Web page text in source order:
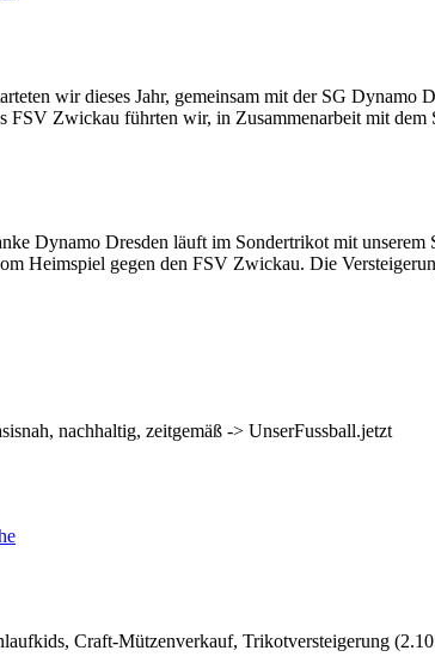
wir dieses Jahr, gemeinsam mit der SG
FSV Zwickau führten wir, in Zusammenarbeit mit dem
Dynamo Dresden läuft im Sondertrikot mit
Heimspiel gegen den FSV Zwickau. Die
nachhaltig, zeitgemäß -> UnserFussball.jetzt
Craft-Mützenverkauf, Trikotversteigerung